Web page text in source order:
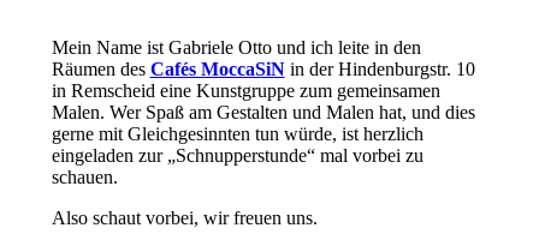
Mein Name ist Gabriele Otto und ich leite in den
Räumen des Cafés MoccaSiNin der Hindenburgstr. 10
in Remscheid eine Kunstgruppe zum gemeinsamen
Malen. Wer Spaß am Gestalten und Malen hat, und dies
gerne mit Gleichgesinnten tun würde, ist herzlich
eingeladen zur „Schnupperstunde“ mal vorbei zu
schauen.
Also schaut vorbei, wir freuen uns.